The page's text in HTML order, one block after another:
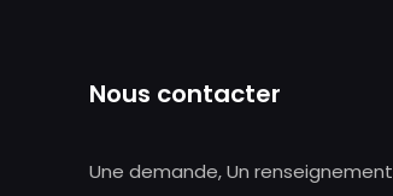
Nous contacter
Une demande, Un renseignement